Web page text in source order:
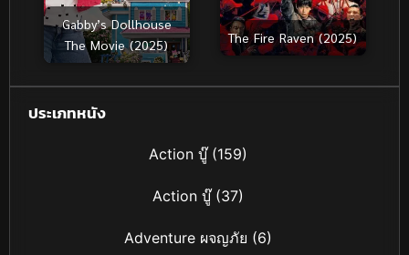
Gabby’s Dollhouse
The Movie (2025)
The Fire Raven (2025)
ประเภทหนัง
Action บู๊(159)
Action บู๊(37)
Adventure ผจญภัย (6)